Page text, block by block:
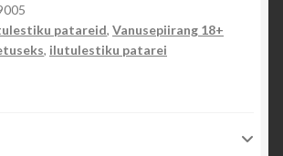
patareid, Vanusepiirang 18+
, ilutulestiku patarei